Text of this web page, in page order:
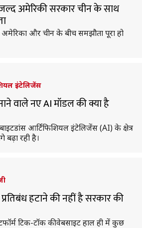
अमेरिकी सरकार चीन के साथ
और चीन के बीच समझौता पूरा हो
इंटेलिजेंस
वाले नए AI मॉडल की क्या है
आर्टिफिशियल इंटेलिजेंस (AI) के क्षेत्र
रही है।
हटाने की नहीं है सरकार की
टिक-टॉक की वेबसाइट हाल ही में कुछ